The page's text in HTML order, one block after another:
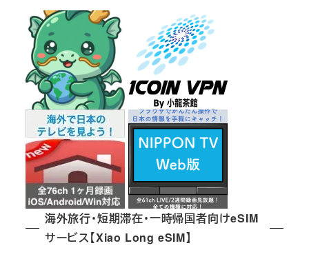
ジ
送
り
海外旅行・短期滞在・一時帰国者向けeSIM
サービス【Xiao Long eSIM】